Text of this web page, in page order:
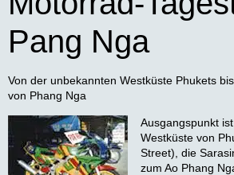
Pang Nga
Von der unbekannten Westküste Phukets
von Phang Nga
Ausgangspunkt
Westküste von
Street), die
zum Ao Phang